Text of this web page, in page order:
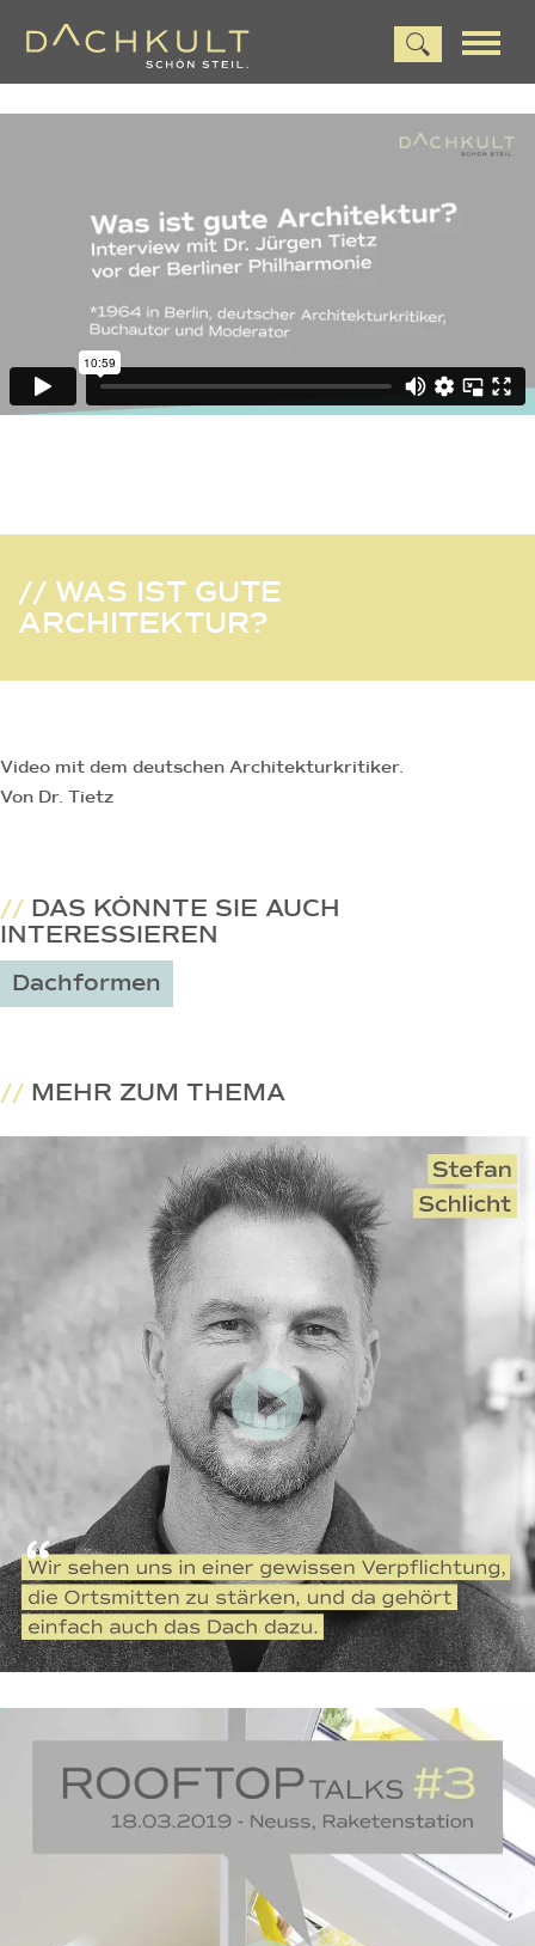
// WAS IST GUTE
ARCHITEKTUR?
Video mit dem deutschen Architekturkritiker.
Von Dr. Tietz
// DAS KÖNNTE SIE AUCH
INTERESSIEREN
Dachformen
// MEHR ZUM THEMA